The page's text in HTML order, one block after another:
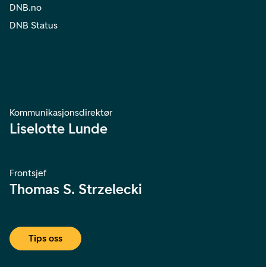
DNB.no
DNB Status
Kommunikasjonsdirektør
Liselotte Lunde
Frontsjef
Thomas S. Strzelecki
Tips oss